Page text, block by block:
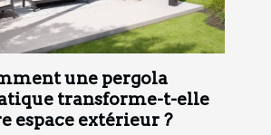
une pergola
transforme-t-elle
espace extérieur ?